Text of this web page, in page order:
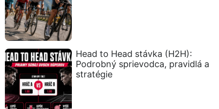
Head to Head stávka (H2H):
Podrobný sprievodca, pravidlá a
stratégie